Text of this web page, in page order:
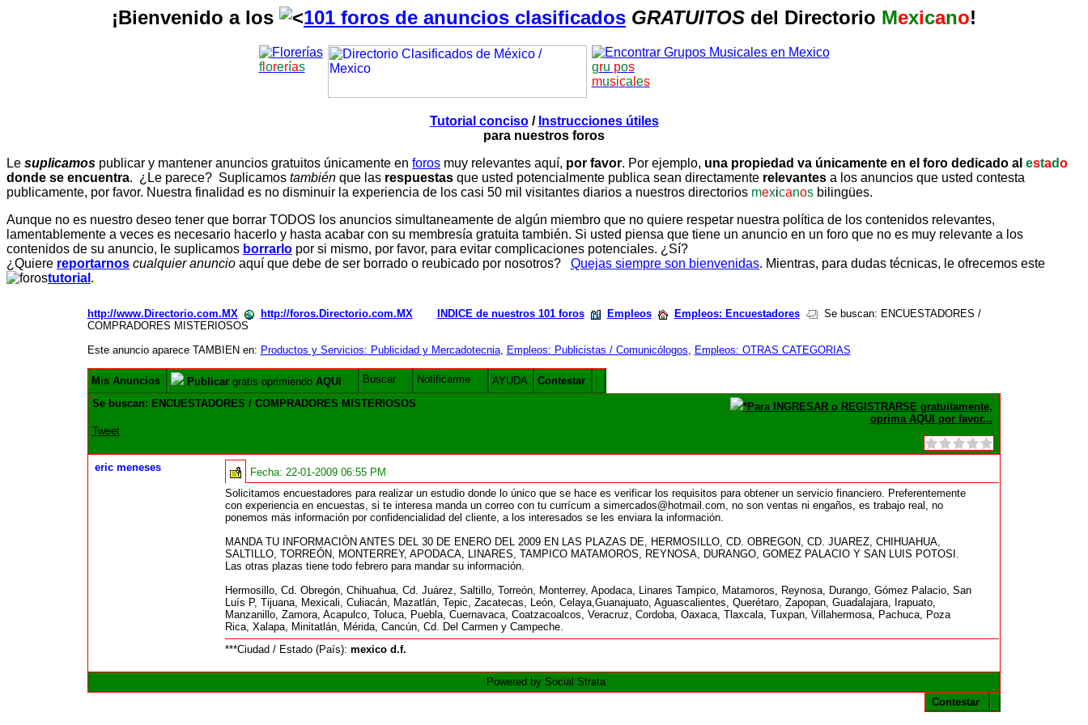
¡Bienvenido a los 101 foros de anuncios clasificados GRATUITOS del Directorio Mexicano!
florerías gru pos
musica es
Tutorial conciso/ Instrucciones útiles
para nuestros foros
Le suplicamos publicar y mantener anuncios gratuitos únicamente en foros muy relevantes aquí, por favor. Por ejemplo, una propiedad va únicamente en el foro dedicado al estado
donde se encuentra. ¿Le parece? Suplicamos también que las respuestas que usted potencialmente publica sean directamente relevantes a los anuncios que usted contesta
publicamente, por favor. Nuestra finalidad es no disminuir la experiencia de los casi 50 mil visitantes diarios a nuestros directorios mexicanos bilingües.
Aunque no es nuestro deseo tener que borrar TODOS los anuncios simultaneamente de algún miembro que no quiere respetar nuestra política de los contenidos relevantes,
lamentablemente a veces es necesario hacerlo y hasta acabar con su membresía gratuita también. Si usted piensa que tiene un anuncio en un foro que no es muy relevante a los
contenidos de su anuncio, le suplicamos borrarlo por si mismo, por favor, para evitar complicaciones potenciales. ¿Sí?
¿Quiere reportarnos cualquier anuncio aquí que debe de ser borrado o reubicado por nosotros? Quejas siempre son bienvenidas. Mientras, para dudas técnicas, le ofrecemos este
tutorial .
http://www.Directorio.com.MX http://foros.Directorio.com.MX INDICE de nuestros 101 foros Empleos Empleos: Encuestadores
Se buscan: ENCUESTADORES /
COMPRADORES MISTERIOSOS
Este anuncio aparece TAMBIEN en: Productos y Servicios: Publicidad y Mercadotecnia, Empleos: Publicistas / Comunicólogos, Empleos: OTRAS CATEGORIAS
Mis Anuncios Publicargratis oprimiendo AQUI Buscar Notificarme AYUDA
Contestar
Se buscan: ENCUESTADORES / COMPRADORES MISTERIOSOS
Tweet
*Para INGRESAR o REGISTRARSE gratuitamente,
oprima AQUI por favor...
eric meneses Fecha: 22-01-2009 06:55 PM
Solicitamos encuestadores para realizar un estudio donde lo único que se hace es verificar los requisitos para obtener un servicio financiero. Preferentemente
con experiencia en encuestas, si te interesa manda un correo con tu currícum a simercados@hotmail.com, no son ventas ni engaños, es trabajo real, no
ponemos más información por confidencialidad del cliente, a los interesados se les enviara la información.
MANDA TU INFORMACIÒN ANTES DEL 30 DE ENERO DEL 2009 EN LAS PLAZAS DE, HERMOSILLO, CD. OBREGON, CD. JUAREZ, CHIHUAHUA,
SALTILLO, TORREÓN, MONTERREY, APODACA, LINARES, TAMPICO MATAMOROS, REYNOSA, DURANGO, GOMEZ PALACIO Y SAN LUIS POTOSI.
Las otras plazas tiene todo febrero para mandar su información.
Hermosillo, Cd. Obregón, Chihuahua, Cd. Juárez, Saltillo, Torreón, Monterrey, Apodaca, Linares Tampico, Matamoros, Reynosa, Durango, Gómez Palacio, San
Luís P, Tijuana, Mexicali, Culiacán, Mazatlán, Tepic, Zacatecas, León, Celaya,Guanajuato, Aguascalientes, Querétaro, Zapopan, Guadalajara, Irapuato,
Manzanillo, Zamora, Acapulco, Toluca, Puebla, Cuernavaca, Coatzacoalcos, Veracruz, Cordoba, Oaxaca, Tlaxcala, Tuxpan, Villahermosa, Pachuca, Poza
Rica, Xalapa, Minitatlán, Mérida, Cancún, Cd. Del Carmen y Campeche.
***Ciudad / Estado (País): mexico d.f.
Powered by Social Strata
Contestar